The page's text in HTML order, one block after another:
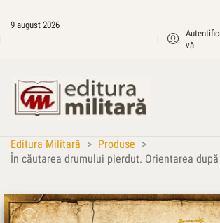
9 august 2026
vă
Editura Militară > Produse >
În căutarea drumului pierdut. Orientarea